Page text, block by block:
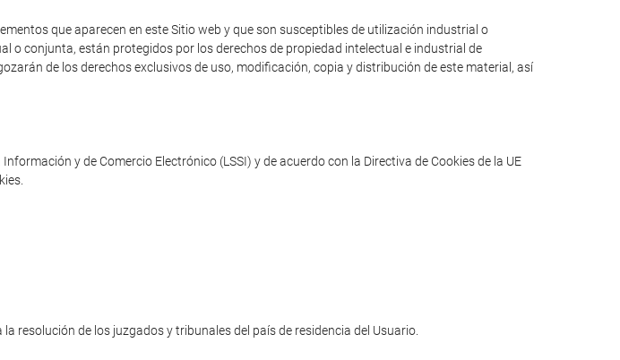
que aparecen en este Sitio web y que son susceptibles de utilización industrial o
o conjunta, están protegidos por los derechos de propiedad intelectual e industrial de
de los derechos exclusivos de uso, modificación, copia y distribución de este material, así
y de Comercio Electrónico (LSSI) y de acuerdo con la Directiva de Cookies de la UE
resolución de los juzgados y tribunales del país de residencia del Usuario.